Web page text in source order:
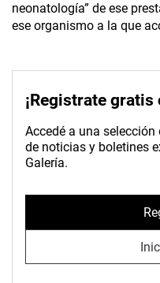
neonatología” de ese
ese organismo a la que
¡Registrate
Accedé a una
de noticias y boletines
Galería.